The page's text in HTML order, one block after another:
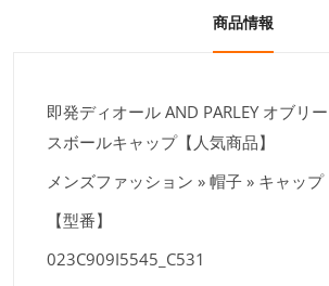
商品情報
即発ディオール AND PARLEY オブリ
スボールキャップ【人気商品】
メンズファッション » 帽子 » キャップ
【型番】
023C909I5545_C531